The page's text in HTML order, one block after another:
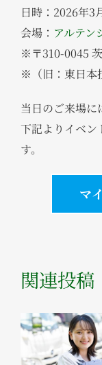
日時：2026年
会場： アルテン
※〒310-0045
※（旧：東日本
当日のご来場に
下記よりイベン
す。
マ
関連投稿